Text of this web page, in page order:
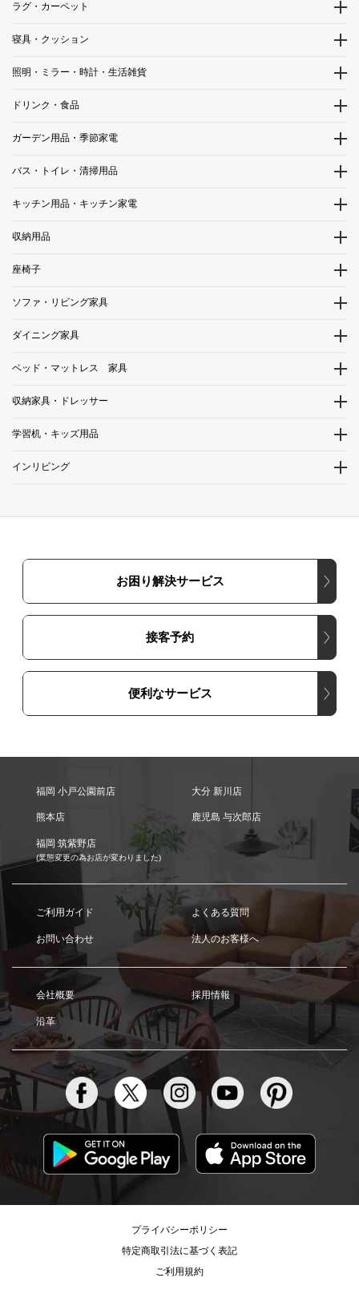
ラグ・カーペット
寝具・クッション
照明・ミラー・時計・生活雑貨
ドリンク・食品
ガーデン用品・季節家電
バス・トイレ・清掃用品
キッチン用品・キッチン家電
収納用品
座椅子
ソファ・リビング家具
ダイニング家具
ベッド・マットレス 家具
収納家具・ドレッサー
学習机・キッズ用品
インリビング
お困り解決サービス
接客予約
便利なサービス
福岡 小戸公園前店 大分 新川店
熊本店 鹿児島 与次郎店
福岡 筑紫野店
(業態変更の為お店が変わりました)
ご利用ガイド よくある質問
お問い合わせ 法人のお客様へ
会社概要 採用情報
沿革
プライバシーポリシー
特定商取引法に基づく表記
ご利用規約